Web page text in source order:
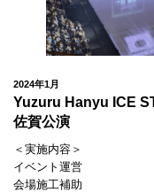
2024年1月
Yuzuru Hanyu ICE
佐賀公演
＜実施内容＞
イベント運営
会場施工補助